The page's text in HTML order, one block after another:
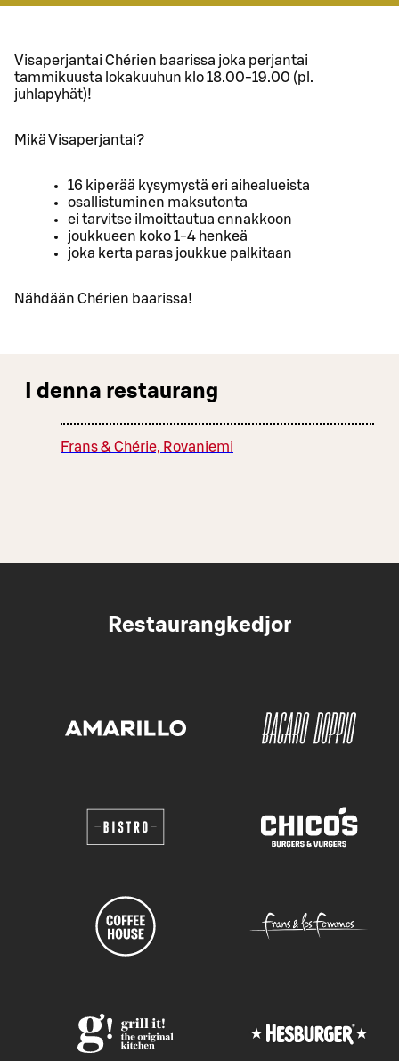
Visaperjantai Chérien baarissa joka perjantai
tammikuusta lokakuuhun klo 18.00-19.00 (pl.
juhlapyhät)!
Mikä Visaperjantai?
16 kiperää kysymystä eri aihealueista
osallistuminen maksutonta
ei tarvitse ilmoittautua ennakkoon
joukkueen koko 1-4 henkeä
joka kerta paras joukkue palkitaan
Nähdään Chérien baarissa!
I denna restaurang
Frans & Chérie, Rovaniemi
Restaurangkedjor